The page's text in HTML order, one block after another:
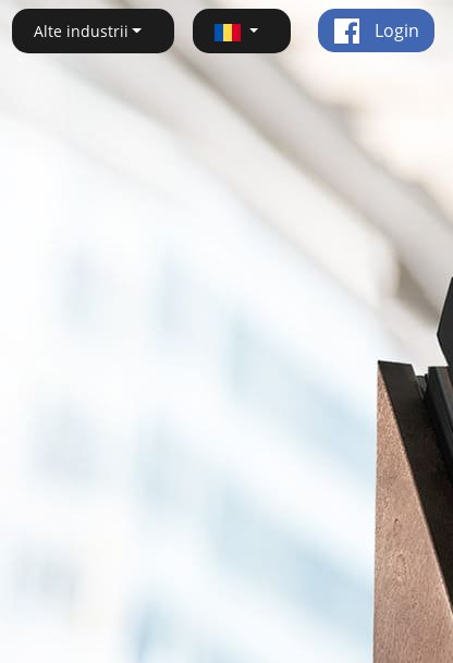
Alte industrii Login